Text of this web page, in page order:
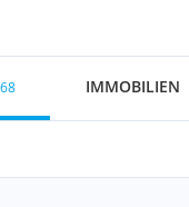
IMMOBILIEN